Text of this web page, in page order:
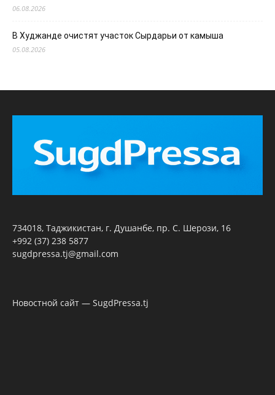
06.08.2026
В Худжанде очистят участок Сырдарьи от камыша
05.08.2026
734018, Таджикистан, г. Душанбе, пр. С. Шерози, 16
+992 (37) 238 5877
sugdpressa.tj@gmail.com
Новостной сайт — SugdPressa.tj